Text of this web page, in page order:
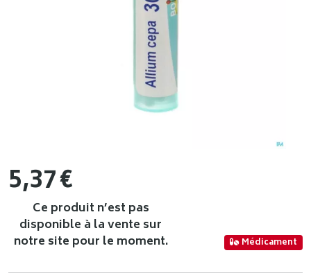
5,37€
Ce produit n’est pas
disponible à la vente sur
notre site pour le moment.
Médicament